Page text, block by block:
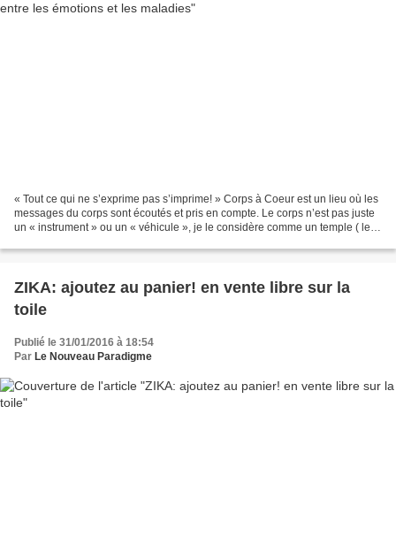
« Tout ce qui ne s’exprime pas s’imprime! » Corps à Coeur est un lieu où les
messages du corps sont écoutés et pris en compte. Le corps n’est pas juste
un « instrument » ou un « véhicule », je le considère comme un temple ( le
ZIKA: ajoutez au panier! en vente libre sur la
toile
Publié le 31/01/2016 à 18:54
Par Le Nouveau Paradigme